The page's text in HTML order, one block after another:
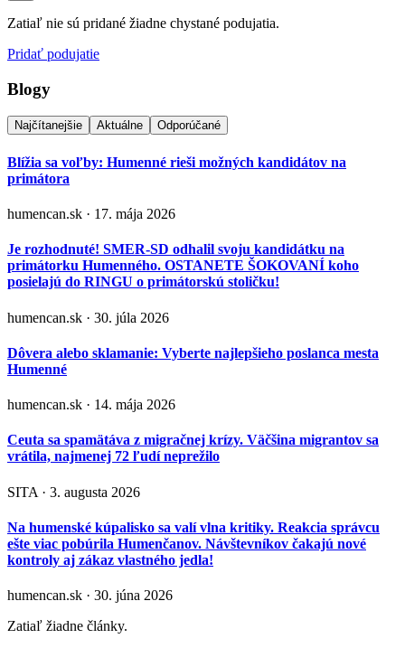
Zatiaľ nie sú pridané žiadne chystané podujatia.
Pridať podujatie
Blogy
Najčítanejšie Aktuálne Odporúčané
Blížia sa voľby: Humenné rieši možných kandidátov na
primátora
humencan.sk · 17. mája 2026
Je rozhodnuté! SMER-SD odhalil svoju kandidátku na
primátorku Humenného. OSTANETE ŠOKOVANÍ koho
posielajú do RINGU o primátorskú stoličku!
humencan.sk · 30. júla 2026
Dôvera alebo sklamanie: Vyberte najlepšieho poslanca mesta
Humenné
humencan.sk · 14. mája 2026
Ceuta sa spamätáva z migračnej krízy. Väčšina migrantov sa
vrátila, najmenej 72 ľudí neprežilo
SITA · 3. augusta 2026
Na humenské kúpalisko sa valí vlna kritiky. Reakcia správcu
ešte viac pobúrila Humenčanov. Návštevníkov čakajú nové
kontroly aj zákaz vlastného jedla!
humencan.sk · 30. júna 2026
Zatiaľ žiadne články.